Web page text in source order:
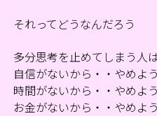
それってどうなんだろう
多分思考を止めてしまう人
自信がないから・・やめよう
時間がないから・・やめよう
お金がないから・・やめよ